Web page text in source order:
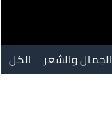
الكل
الجمال والشعر